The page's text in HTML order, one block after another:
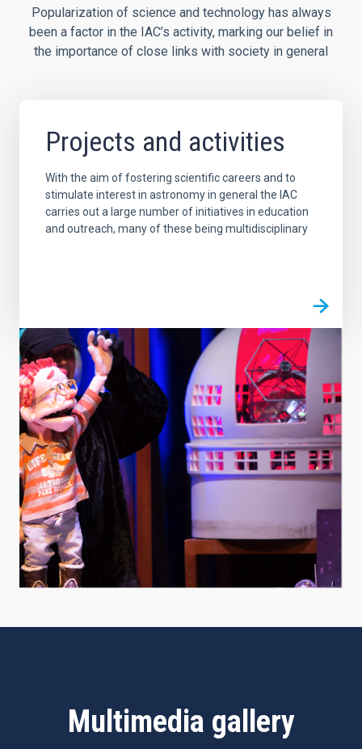
Popularization of science and technology has always
been a factor in the IAC’s activity, marking our belief in
the importance of close links with society in general
Projects and activities
With the aim of fostering scientific careers and to
stimulate interest in astronomy in general the IAC
carries out a large number of initiatives in education
and outreach, many of these being multidisciplinary
Multimedia gallery